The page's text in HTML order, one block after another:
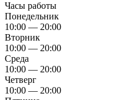
Часы работы
Понедельник
10:00 — 20:00
Вторник
10:00 — 20:00
Среда
10:00 — 20:00
Четверг
10:00 — 20:00